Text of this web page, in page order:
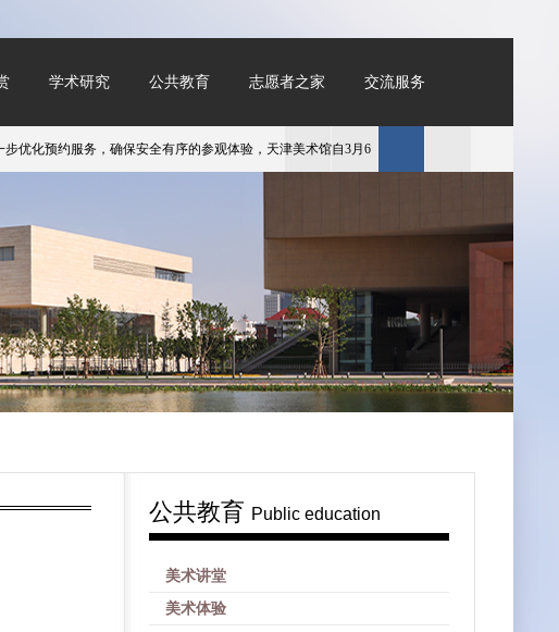
学术研究 公共教育 志愿者之家 交流服务
化预约服务，确保安全有序的参观体验，天津美术馆自3月6日起对预约参观系统进行升级维护
公共教育 Public education
美术讲堂
美术体验